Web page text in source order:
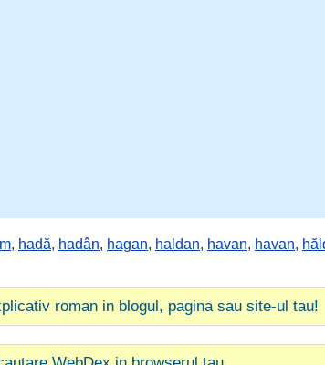
, hadă, hadân, hagan, haldan, havan, havan,
roman in blogul, pagina sau site-ul tau!